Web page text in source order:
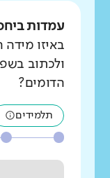
עמדות
באיזו
ולכתוב
הדומים?
תלמידים